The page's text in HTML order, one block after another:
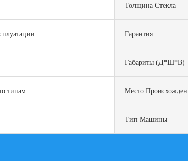
Толщина Стекла
Гарантия
Габариты (Д*Ш*В)
типам Место
Тип Машины